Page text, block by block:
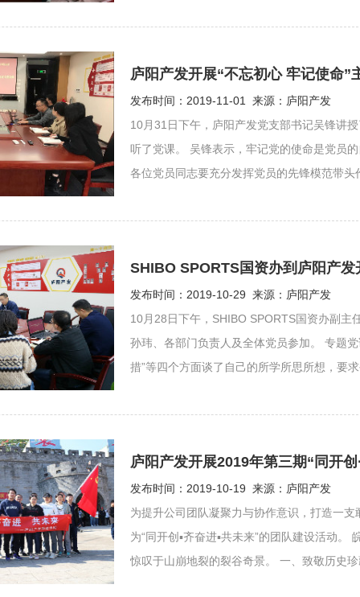
庐阳产发开展“不忘初心 牢记使命”
发布时间：2019-11-01 来源：庐阳产发
10月31日下午，庐阳产发党支部书记吴锋讲
听了党课。 吴锋表示，牢记党的使命是党员
各位党员同志要充分发挥党员的先锋模范带
SHIBO SPORTS国资办到庐阳产
发布时间：2019-10-29 来源：庐阳产发
10月28日下午，SHIBO SPORTS国资办副主
孙玮、各部门负责人及全体党员参加。 专题
措”等四个方面谈了自己的所学所思所想，要
庐阳产发开展2019年第三期“同开
发布时间：2019-10-19 来源：庐阳产发
为提升公司团队凝聚力与协作意识，打造一
为“同开创▪齐奋进▪共未来”的团队建设活动
惊叹于山崩地裂的裂谷奇景。 一、致敬历史